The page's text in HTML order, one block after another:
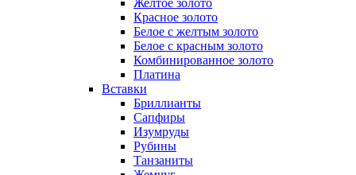
Желтое золото
Красное золото
Белое с желтым золото
Белое с красным золото
Комбинированное золото
Платина
Вставки
Бриллианты
Сапфиры
Изумруды
Рубины
Танзаниты